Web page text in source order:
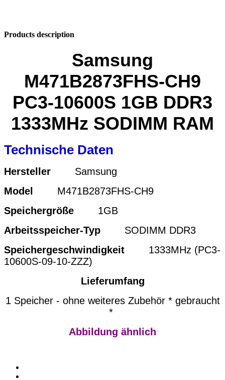
Products description
Samsung
M471B2873FHS-CH9
PC3-10600S 1GB DDR3
1333MHz SODIMM RAM
Technische Daten
Hersteller
Samsung
Model
M471B2873FHS-CH9
Speichergröße 1GB
Arbeitsspeicher-Typ
SODIMM DDR3
Speichergeschwindigkeit
1333MHz (PC3-
10600S-09-10-ZZZ)
Lieferumfang
1 Speicher - ohne weiteres Zubehör * gebraucht
*
Abbildung ähnlich